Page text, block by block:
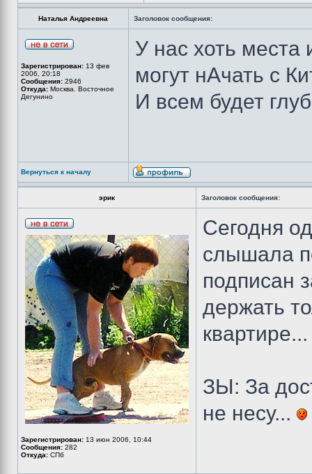
Наталья Андреевна Заголовок сообщения:
Зарегистрирован: 13 фев
2006, 20:18
Сообщения: 2946
Откуда: Москва. Восточное
Дегунино
У нас хоть места
могут нАчать с
И всем будет
Вернуться к началу
эрик Заголовок сообщения:
Зарегистрирован: 13 июн 2006, 10:44
Сообщения: 282
Откуда: СПб
Сегодня
слышала
подписан
держать
ЗЫ: За
не несу...